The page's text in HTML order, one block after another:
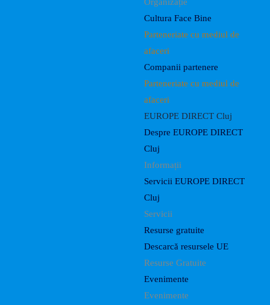
Cultura Face Bine
Parteneriate cu mediul de
afaceri
Companii partenere
Parteneriate cu mediul de
afaceri
EUROPE DIRECT Cluj
Despre EUROPE DIRECT
Cluj
Informații
Servicii EUROPE DIRECT
Cluj
Servicii
Resurse gratuite
Descarcă resursele UE
Resurse Gratuite
Evenimente
Evenimente